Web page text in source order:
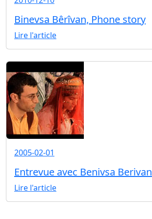
Binevsa Bêrîvan, Phone story
Lire l'article
2005-02-01
Entrevue avec Benivsa Berivan
Lire l'article